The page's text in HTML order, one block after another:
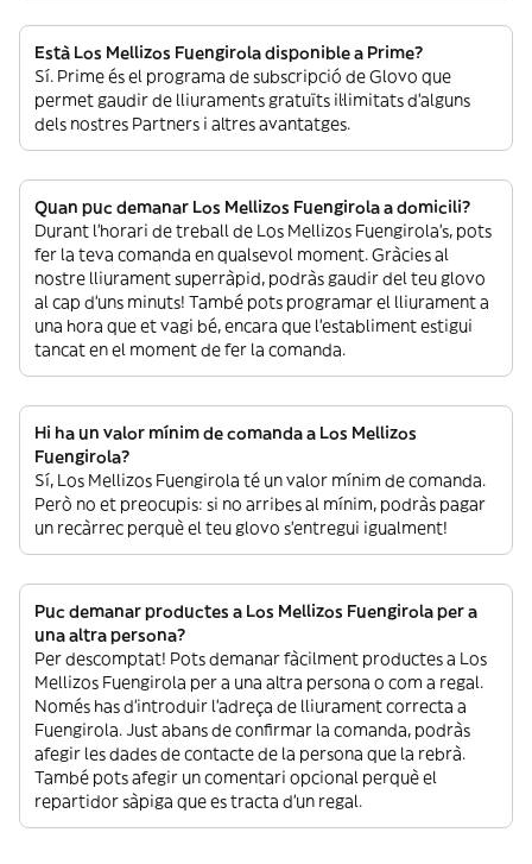
Està Los Mellizos Fuengirola disponible a Prime?
Sí. Prime és el programa de subscripció de Glovo que
permet gaudir de lliuraments gratuïts il·limitats d’alguns
dels nostres Partners i altres avantatges.
Quan puc demanar Los Mellizos Fuengirola a domicili?
Durant l’horari de treball de Los Mellizos Fuengirola’s, pots
fer la teva comanda en qualsevol moment. Gràcies al
nostre lliurament superràpid, podràs gaudir del teu glovo
al cap d’uns minuts! També pots programar el lliurament a
una hora que et vagi bé, encara que l’establiment estigui
tancat en el moment de fer la comanda.
Hi ha un valor mínim de comanda a Los Mellizos
Fuengirola?
Sí, Los Mellizos Fuengirola té un valor mínim de comanda.
Però no et preocupis: si no arribes al mínim, podràs pagar
un recàrrec perquè el teu glovo s’entregui igualment!
Puc demanar productes a Los Mellizos Fuengirola per a
una altra persona?
Per descomptat! Pots demanar fàcilment productes a Los
Mellizos Fuengirola per a una altra persona o com a regal.
Només has d’introduir l’adreça de lliurament correcta a
Fuengirola. Just abans de confirmar la comanda, podràs
afegir les dades de contacte de la persona que la rebrà.
També pots afegir un comentari opcional perquè el
repartidor sàpiga que es tracta d’un regal.